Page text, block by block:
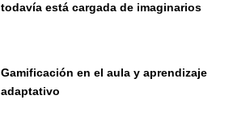
todavía está cargada de imaginarios
Gamificación en el aula y aprendizaje
adaptativo